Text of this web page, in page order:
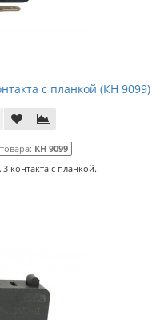
с планкой (КН 9099)
КН 9099
контакта с планкой..